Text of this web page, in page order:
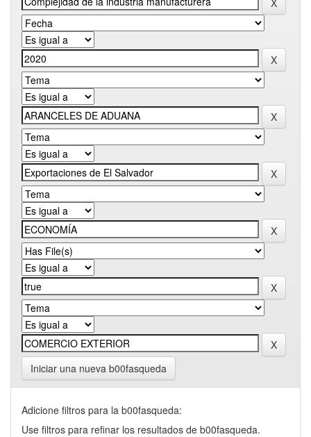
Iniciar una nueva b00fasqueda
Adicione filtros para la b00fasqueda:
Use filtros para refinar los resultados de b00fasqueda.